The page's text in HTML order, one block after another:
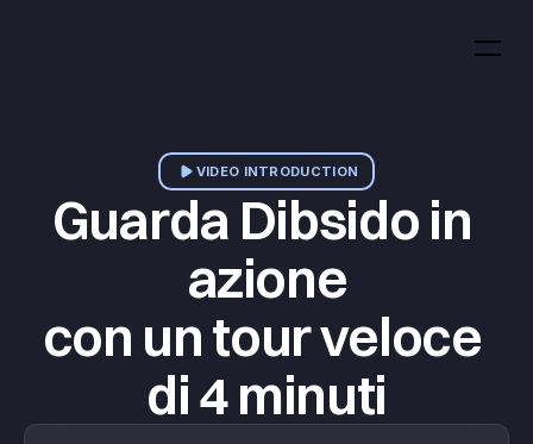
VIDEO INTRODUCTION
Guarda Dibsido in
azione
con un tour veloce
di 4 minuti